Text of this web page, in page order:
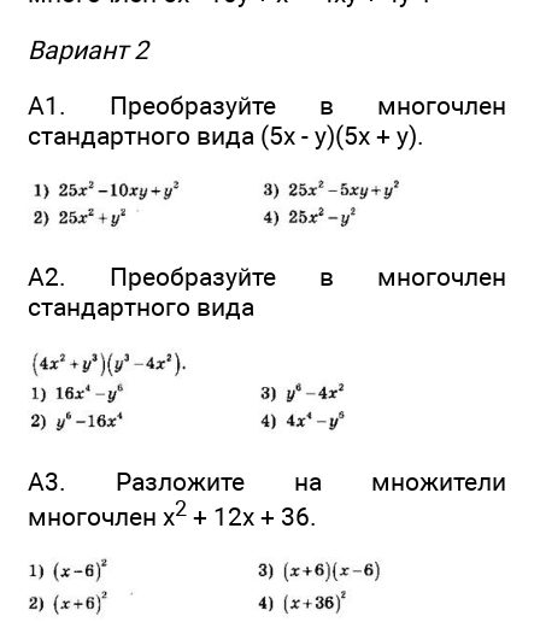
Вариант 2
А1. Преобразуйте в многочлен
стандартного вида (5х - у)(5х + у).
А2. Преобразуйте в многочлен
стандартного вида
А3. Разложите на множители
многочлен x2 + 12x + 36.